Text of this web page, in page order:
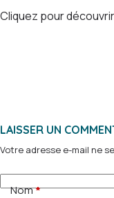
Cliquez pour
LAISSER UN
Votre adresse e-mail ne
Nom*